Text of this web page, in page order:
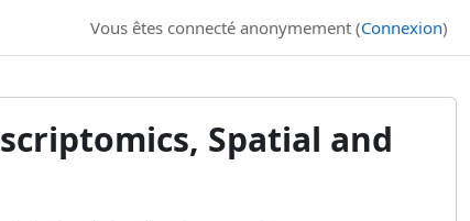
Vous êtes connecté anonymement (Connexion)
Spatial and